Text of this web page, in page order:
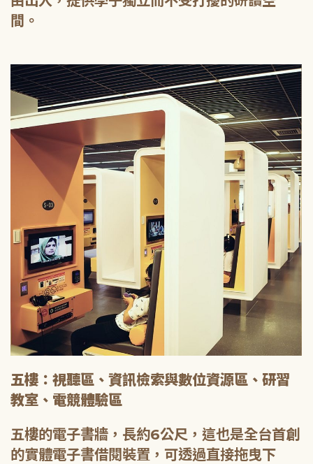
間。
五樓：視聽區、資訊檢索與數位資源區、研習
教室、電競體驗區
五樓的電子書牆，長約6公尺，這也是全台首創
的實體電子書借閱裝置，可透過直接拖曳下